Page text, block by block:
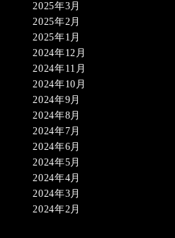
2025年3月
2025年2月
2025年1月
2024年12月
2024年11月
2024年10月
2024年9月
2024年8月
2024年7月
2024年6月
2024年5月
2024年4月
2024年3月
2024年2月